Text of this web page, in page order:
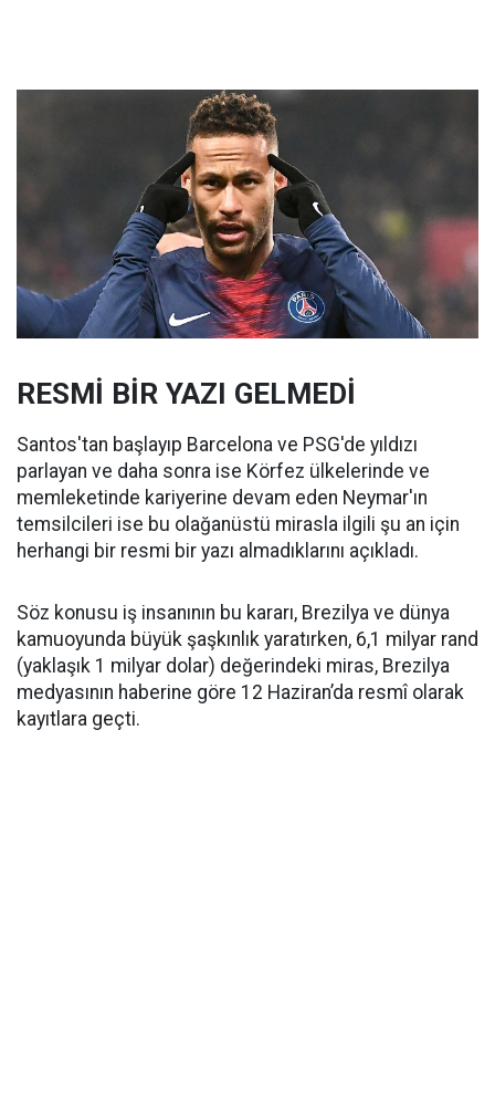
RESMİ BİR YAZI GELMEDİ
Santos'tan başlayıp Barcelona ve PSG'de yıldızı
parlayan ve daha sonra ise Körfez ülkelerinde ve
memleketinde kariyerine devam eden Neymar'ın
temsilcileri ise bu olağanüstü mirasla ilgili şu an için
herhangi bir resmi bir yazı almadıklarını açıkladı.
Söz konusu iş insanının bu kararı, Brezilya ve dünya
kamuoyunda büyük şaşkınlık yaratırken, 6,1 milyar rand
(yaklaşık 1 milyar dolar) değerindeki miras, Brezilya
medyasının haberine göre 12 Haziran’da resmî olarak
kayıtlara geçti.